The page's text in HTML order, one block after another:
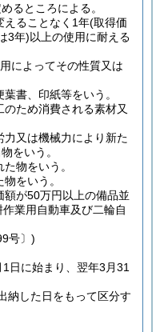
るところによる。
ることなく1年(取得価
3年)以上の使用に耐える
によってその性質又は
書、印紙等をいう。
ため消費される素材又
又は機械力により新た
をいう。
物をいう。
をいう。
が50万円以上の備品並
業用自動車及び二輪自
号〕)
日に始まり、翌年3月31
納した日をもって区分す